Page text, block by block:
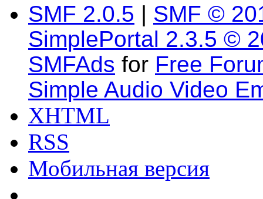
SMF 2.0.5 | SMF ©
SimplePortal 2.3.5 ©
SMFAds for Free
Simple Audio Video
XHTML
RSS
Мобильная версия